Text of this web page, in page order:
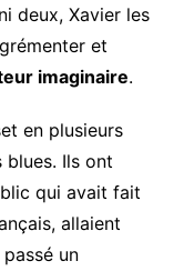
deux, Xavier les
et
imaginaire.
en plusieurs
Ils ont
qui avait fait
allaient
un